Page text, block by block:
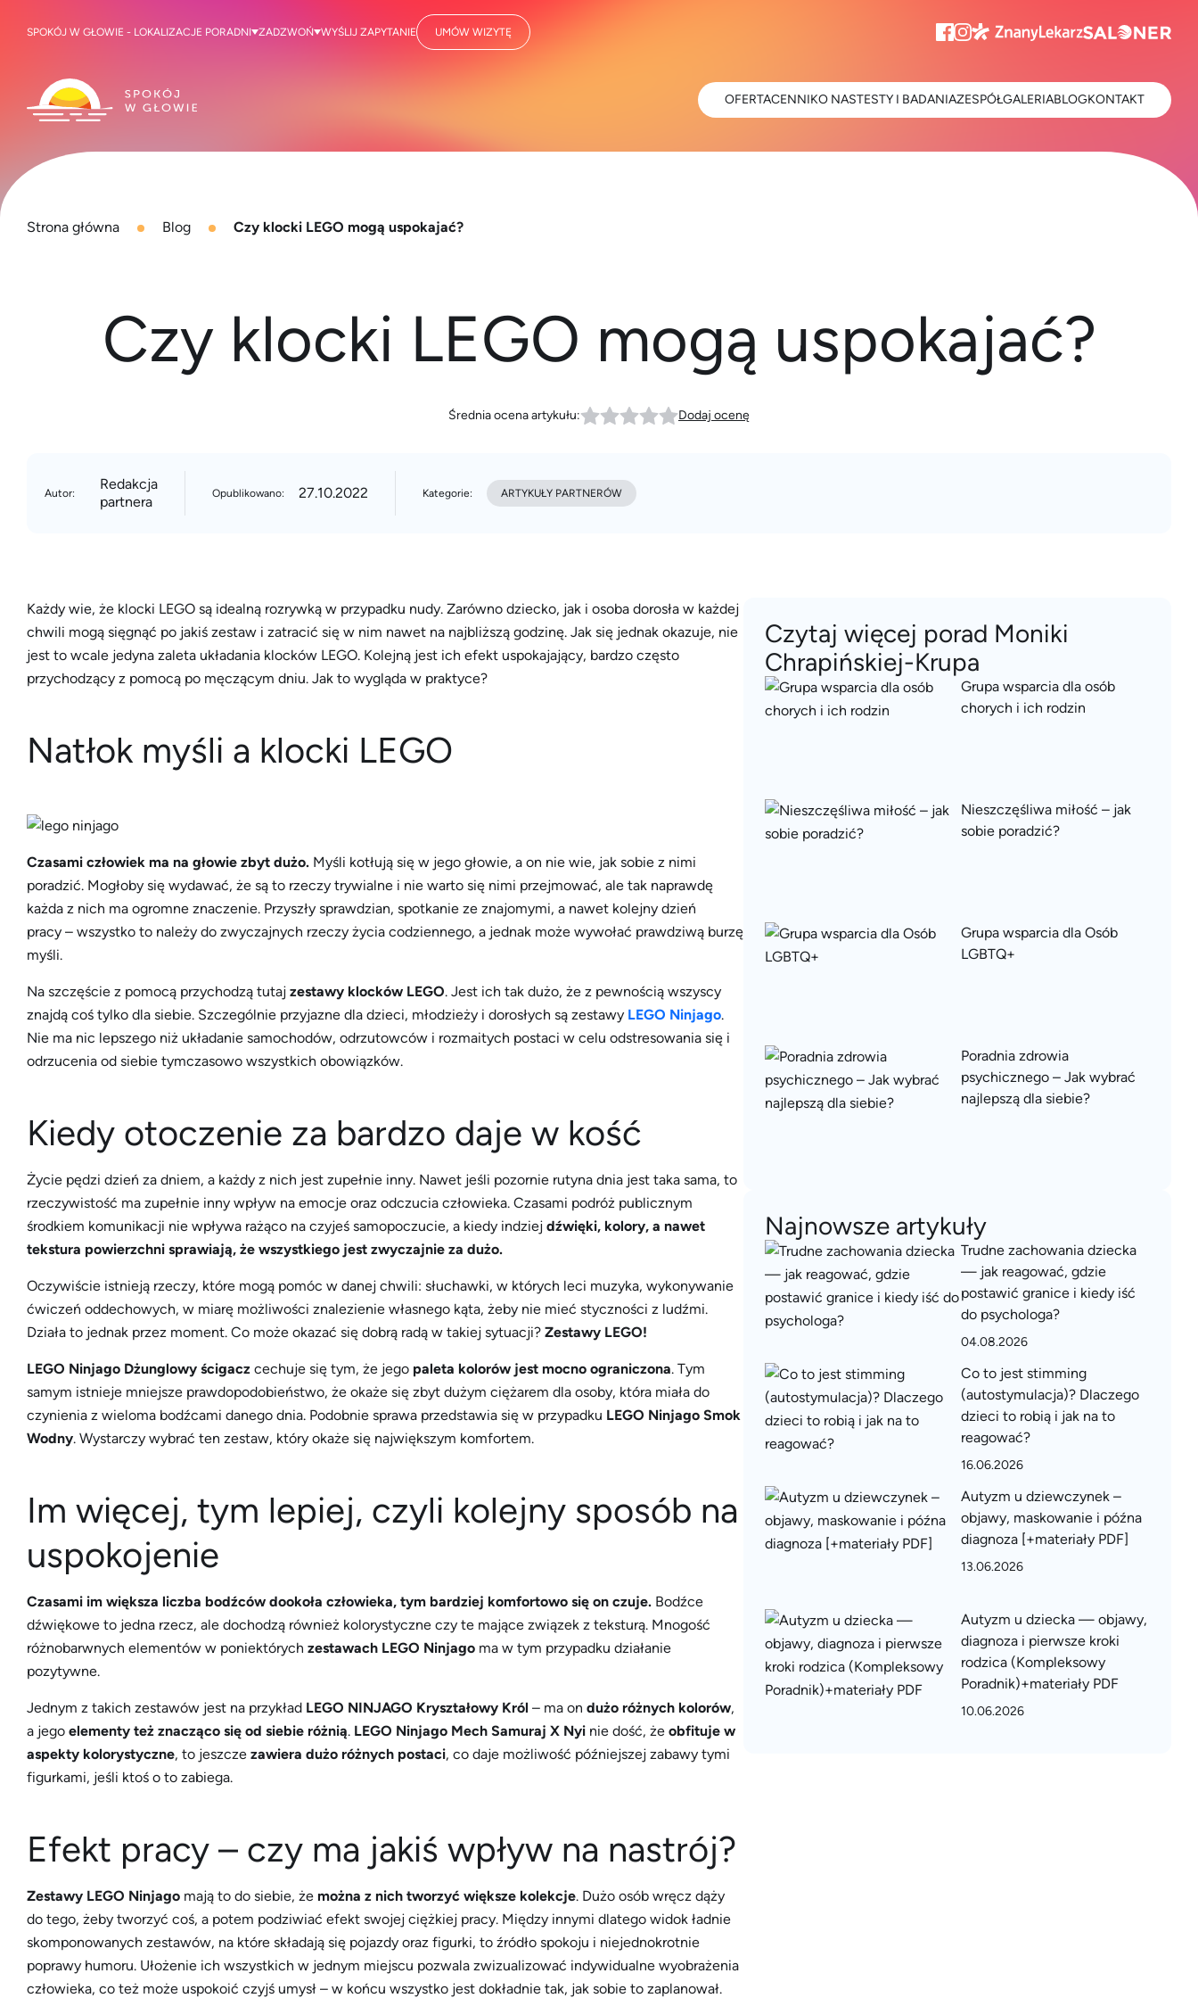
Strona główna Blog Czy klocki LEGO mogą uspokajać?
Czy klocki LEGO mogą uspokajać?
Średnia ocena artykułu: Dodaj ocenę
Autor:
Redakcja
partnera
Opublikowano: 27.10.2022 Kategorie: ARTYKUŁY PARTNERÓW
Każdy wie, że klocki LEGO są idealną rozrywką w przypadku nudy. Zarówno dziecko, jak i osoba dorosła w każdej
chwili mogą sięgnąć po jakiś zestaw i zatracić się w nim nawet na najbliższą godzinę. Jak się jednak okazuje, nie
jest to wcale jedyna zaleta układania klocków LEGO. Kolejną jest ich efekt uspokajający, bardzo często
przychodzący z pomocą po męczącym dniu. Jak to wygląda w praktyce?
Natłok myśli a klocki LEGO
Czasami człowiek ma na głowie zbyt dużo. Myśli kotłują się w jego głowie, a on nie wie, jak sobie z nimi
poradzić. Mogłoby się wydawać, że są to rzeczy trywialne i nie warto się nimi przejmować, ale tak naprawdę
każda z nich ma ogromne znaczenie. Przyszły sprawdzian, spotkanie ze znajomymi, a nawet kolejny dzień
pracy – wszystko to należy do zwyczajnych rzeczy życia codziennego, a jednak może wywołać prawdziwą burzę
myśli.
Na szczęście z pomocą przychodzą tutaj zestawy klocków LEGO. Jest ich tak dużo, że z pewnością wszyscy
znajdą coś tylko dla siebie. Szczególnie przyjazne dla dzieci, młodzieży i dorosłych są zestawy LEGO Ninjago.
Nie ma nic lepszego niż układanie samochodów, odrzutowców i rozmaitych postaci w celu odstresowania się i
odrzucenia od siebie tymczasowo wszystkich obowiązków.
Kiedy otoczenie za bardzo daje w kość
Życie pędzi dzień za dniem, a każdy z nich jest zupełnie inny. Nawet jeśli pozornie rutyna dnia jest taka sama, to
rzeczywistość ma zupełnie inny wpływ na emocje oraz odczucia człowieka. Czasami podróż publicznym
środkiem komunikacji nie wpływa rażąco na czyjeś samopoczucie, a kiedy indziej dźwięki, kolory, a nawet
tekstura powierzchni sprawiają, że wszystkiego jest zwyczajnie za dużo.
Oczywiście istnieją rzeczy, które mogą pomóc w danej chwili: słuchawki, w których leci muzyka, wykonywanie
ćwiczeń oddechowych, w miarę możliwości znalezienie własnego kąta, żeby nie mieć styczności z ludźmi.
Działa to jednak przez moment. Co może okazać się dobrą radą w takiej sytuacji? Zestawy LEGO!
LEGO Ninjago Dżunglowy ścigacz cechuje się tym, że jego paleta kolorów jest mocno ograniczona. Tym
samym istnieje mniejsze prawdopodobieństwo, że okaże się zbyt dużym ciężarem dla osoby, która miała do
czynienia z wieloma bodźcami danego dnia. Podobnie sprawa przedstawia się w przypadku LEGO Ninjago Smok
Wodny. Wystarczy wybrać ten zestaw, który okaże się największym komfortem.
Im więcej, tym lepiej, czyli kolejny sposób na
uspokojenie
Czasami im większa liczba bodźców dookoła człowieka, tym bardziej komfortowo się on czuje. Bodźce
dźwiękowe to jedna rzecz, ale dochodzą również kolorystyczne czy te mające związek z teksturą. Mnogość
różnobarwnych elementów w poniektórych zestawach LEGO Ninjago ma w tym przypadku działanie
pozytywne.
Jednym z takich zestawów jest na przykład LEGO NINJAGO Kryształowy Król – ma on dużo różnych kolorów,
a jego elementy też znacząco się od siebie różnią. LEGO Ninjago Mech Samuraj X Nyi nie dość, że obfituje w
aspekty kolorystyczne, to jeszcze zawiera dużo różnych postaci, co daje możliwość późniejszej zabawy tymi
figurkami, jeśli ktoś o to zabiega.
Efekt pracy – czy ma jakiś wpływ na nastrój?
Zestawy LEGO Ninjago mają to do siebie, że można z nich tworzyć większe kolekcje. Dużo osób wręcz dąży
do tego, żeby tworzyć coś, a potem podziwiać efekt swojej ciężkiej pracy. Między innymi dlatego widok ładnie
skomponowanych zestawów, na które składają się pojazdy oraz figurki, to źródło spokoju i niejednokrotnie
poprawy humoru. Ułożenie ich wszystkich w jednym miejscu pozwala zwizualizować indywidualne wyobrażenia
człowieka, co też może uspokoić czyjś umysł – w końcu wszystko jest dokładnie tak, jak sobie to zaplanował.
Czytaj więcej porad Moniki
Chrapińskiej-Krupa
Grupa wsparcia dla osób
chorych i ich rodzin
Nieszczęśliwa miłość – jak
sobie poradzić?
Grupa wsparcia dla Osób
LGBTQ+
Poradnia zdrowia
psychicznego – Jak wybrać
najlepszą dla siebie?
Najnowsze artykuły
Trudne zachowania dziecka
— jak reagować, gdzie
postawić granice i kiedy iść
do psychologa?
04.08.2026
Co to jest stimming
(autostymulacja)? Dlaczego
dzieci to robią i jak na to
reagować?
16.06.2026
Autyzm u dziewczynek –
objawy, maskowanie i późna
diagnoza [+materiały PDF]
13.06.2026
Autyzm u dziecka — objawy,
diagnoza i pierwsze kroki
rodzica (Kompleksowy
Poradnik)+materiały PDF
10.06.2026
SPOKÓJ W GŁOWIE - LOKALIZACJE PORADNI ZADZWOŃ WYŚLIJ ZAPYTANIE UMÓW WIZYTĘ
OFERTACENNIKO NASTESTY I BADANIAZESPÓŁGALERIABLOGKONTAKT